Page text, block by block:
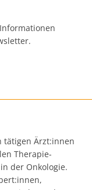
tätigen Ärzt:innen
Therapie-
der Onkologie.